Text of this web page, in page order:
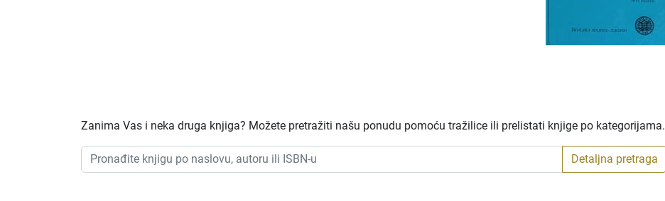
Zanima Vas i neka druga knjiga? Možete pretražiti našu ponudu pomoću tražilice ili prelistati knjige po kategorijama.
Detaljna pretraga